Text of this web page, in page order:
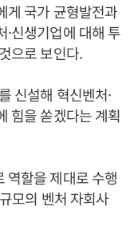
게 국가 균형발전과
신생기업에 대해 투
으로 보인다.
신설해 혁신벤처·
힘을 쏟겠다는 계획
역할을 제대로 수행
모의 벤처 자회사